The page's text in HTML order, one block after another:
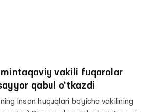
mintaqaviy vakili fuqarolar
qabul o‘tkazdi
Inson huquqlari bo‘yicha vakilining